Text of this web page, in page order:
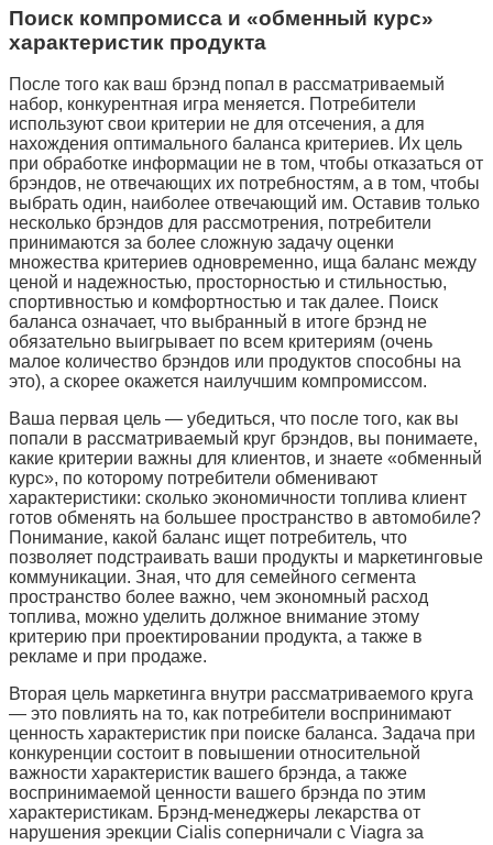
Поиск компромисса и «обменный курс»
характеристик продукта
После того как ваш брэнд попал в рассматриваемый
набор, конкурентная игра меняется. Потребители
используют свои критерии не для отсечения, а для
нахождения оптимального баланса критериев. Их цель
при обработке информации не в том, чтобы отказаться от
брэндов, не отвечающих их потребностям, а в том, чтобы
выбрать один, наиболее отвечающий им. Оставив только
несколько брэндов для рассмотрения, потребители
принимаются за более сложную задачу оценки
множества критериев одновременно, ища баланс между
ценой и надежностью, просторностью и стильностью,
спортивностью и комфортностью и так далее. Поиск
баланса означает, что выбранный в итоге брэнд не
обязательно выигрывает по всем критериям (очень
малое количество брэндов или продуктов способны на
это), а скорее окажется наилучшим компромиссом.
Ваша первая цель — убедиться, что после того, как вы
попали в рассматриваемый круг брэндов, вы понимаете,
какие критерии важны для клиентов, и знаете «обменный
курс», по которому потребители обменивают
характеристики: сколько экономичности топлива клиент
готов обменять на большее пространство в автомобиле?
Понимание, какой баланс ищет потребитель, что
позволяет подстраивать ваши продукты и маркетинговые
коммуникации. Зная, что для семейного сегмента
пространство более важно, чем экономный расход
топлива, можно уделить должное внимание этому
критерию при проектировании продукта, а также в
рекламе и при продаже.
Вторая цель маркетинга внутри рассматриваемого круга
— это повлиять на то, как потребители воспринимают
ценность характеристик при поиске баланса. Задача при
конкуренции состоит в повышении относительной
важности характеристик вашего брэнда, а также
воспринимаемой ценности вашего брэнда по этим
характеристикам. Брэнд-менеджеры лекарства от
нарушения эрекции Cialis соперничали с Viagra за